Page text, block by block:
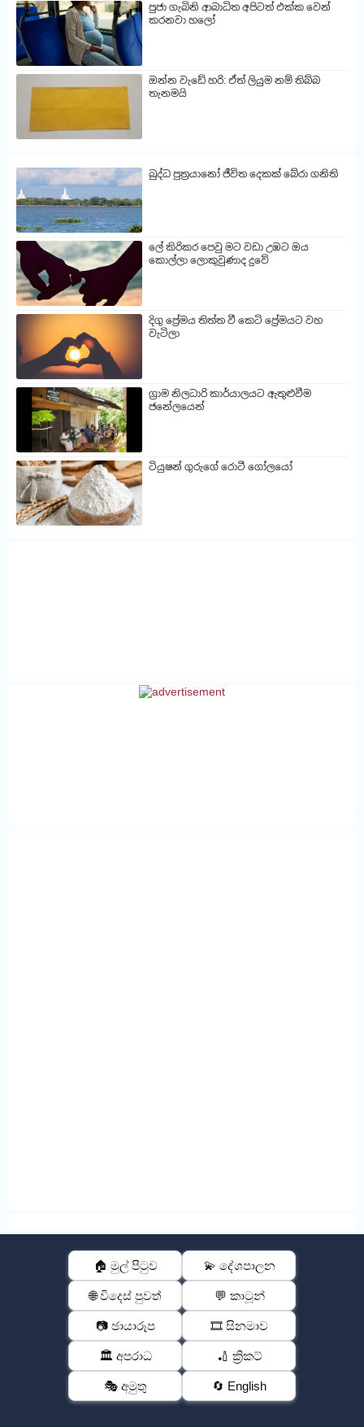
පුජා ගැබිනි ආබාධිත අපිටත් එක්ක වෙන්
කරනවා හලෝ
ඔන්න වැඩේ හරි: ඒත් ලියුම නම් තිබ්බ
තැනමයි
බුද්ධ පුත්‍රයානෝ ජීවිත දෙකක් බේරා ගනිති
ලේ කිරිකර පෙවු මට වඩා උඹට ඔය
කොල්ලා ලොකුවුණාද දුවේ
දිගු ප්‍රේමය තිත්ත වී කෙටි ප්‍රේමයට වහ
වැටිලා
ග්‍රාම නිලධාරි කාර්යාලයට ඇතුළුවීම
ජනේලයෙන්
ටියුෂන් ගුරුගේ රොටී ගෝලයෝ
🏠 මුල් පිටුව 💫 දේශපාලන
🌐 විදෙස් පුවත් 💬 කාටූන්
📷 ඡායාරූප 🎞️ සිනමාව
🏛️ අපරාධ 🏏 ක්‍රිකට්
🎭 අමුතු 🔄 English